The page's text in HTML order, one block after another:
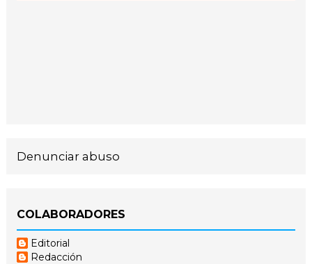
Denunciar abuso
COLABORADORES
Editorial
Redacción